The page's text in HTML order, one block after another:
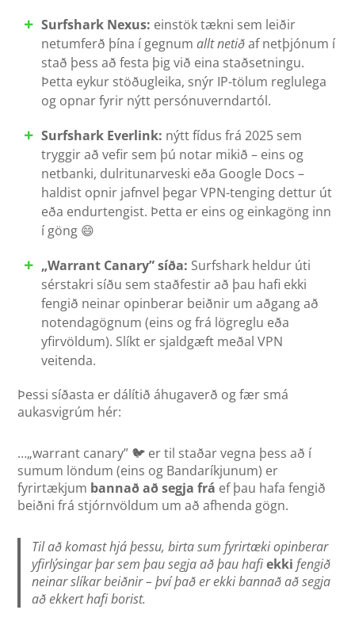
Surfshark Nexus: einstök tækni sem leiðir
netumferð þína í gegnumallt netiðaf netþjónum í
stað þess að festa þig við eina staðsetningu.
Þetta eykur stöðugleika, snýr IP-tölum reglulega
og opnar fyrir nýtt persónuverndartól.
Surfshark Everlink: nýtt fídus frá 2025 sem
tryggir að vefir sem þú notar mikið – eins og
netbanki, dulritunarveski eða Google Docs –
haldist opnir jafnvel þegar VPN-tenging dettur út
eða endurtengist. Þetta er eins og einkagöng inn
í göng 😄
„Warrant Canary” síða: Surfshark heldur úti
sérstakri síðu sem staðfestir að þau hafi ekki
fengið neinar opinberar beiðnir um aðgang að
notendagögnum (eins og frá lögreglu eða
yfirvöldum). Slíkt er sjaldgæft meðal VPN
veitenda.
Þessi síðasta er dálítið áhugaverð og fær smá
aukasvigrúm hér:
…„warrant canary” 🐦 er til staðar vegna þess að í
sumum löndum (eins og Bandaríkjunum) er
fyrirtækjum bannað að segja frá ef þau hafa fengið
beiðni frá stjórnvöldum um að afhenda gögn.
Til að komast hjá þessu, birta sum fyrirtæki opinberar
yfirlýsingar þar sem þau segja að þau hafiekki fengið
neinar slíkar beiðnir – því það er ekki bannað að segja
að ekkert hafi borist.